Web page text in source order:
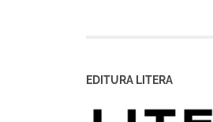
EDITURA LITERA